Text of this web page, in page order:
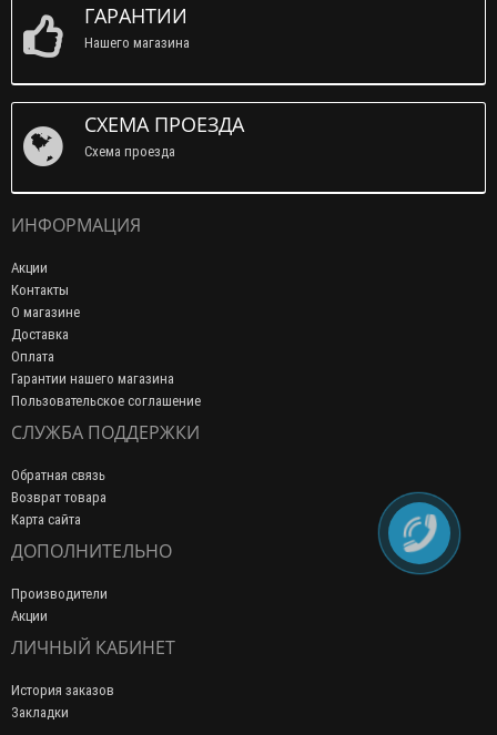
ГАРАНТИИ
Нашего магазина
СХЕМА ПРОЕЗДА
Схема проезда
ИНФОРМАЦИЯ
Акции
Контакты
О магазине
Доставка
Оплата
Гарантии нашего магазина
Пользовательское соглашение
СЛУЖБА ПОДДЕРЖКИ
Обратная связь
Возврат товара
Карта сайта
ДОПОЛНИТЕЛЬНО
Производители
Акции
ЛИЧНЫЙ КАБИНЕТ
История заказов
Закладки